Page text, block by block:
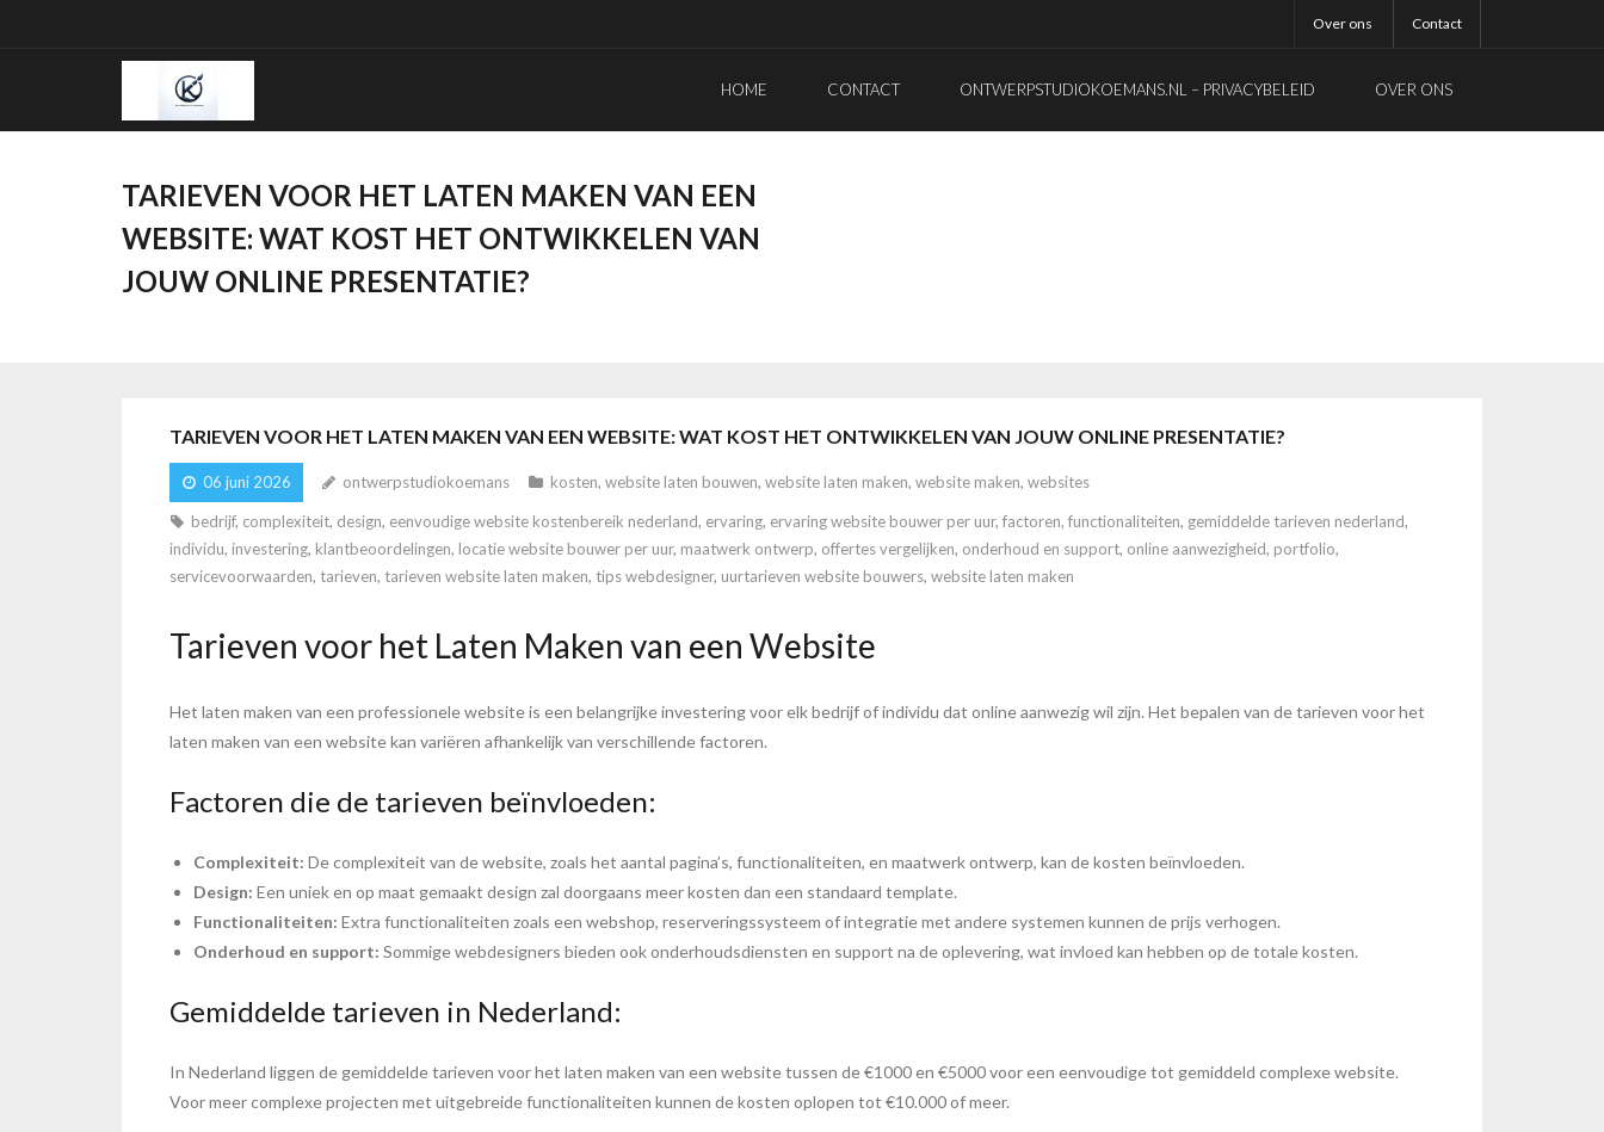
Over ons Contact
HOME CONTACT ONTWERPSTUDIOKOEMANS.NL – PRIVACYBELEID OVER ONS
TARIEVEN VOOR HET LATEN MAKEN VAN EEN
WEBSITE: WAT KOST HET ONTWIKKELEN VAN
JOUW ONLINE PRESENTATIE?
TARIEVEN VOOR HET LATEN MAKEN VAN EEN WEBSITE: WAT KOST HET ONTWIKKELEN VAN JOUW ONLINE PRESENTATIE?
06 juni 2026 ontwerpstudiokoemans kosten, website laten bouwen, website laten maken, website maken, websites
bedrijf, complexiteit, design, eenvoudige website kostenbereik nederland, ervaring, ervaring website bouwer per uur, factoren, functionaliteiten, gemiddelde tarieven nederland,
individu, investering, klantbeoordelingen, locatie website bouwer per uur, maatwerk ontwerp, offertes vergelijken, onderhoud en support, online aanwezigheid, portfolio,
servicevoorwaarden, tarieven, tarieven website laten maken, tips webdesigner, uurtarieven website bouwers, website laten maken
Tarieven voor het Laten Maken van een Website
Het laten maken van een professionele website is een belangrijke investering voor elk bedrijf of individu dat online aanwezig wil zijn. Het bepalen van de tarieven voor het
laten maken van een website kan variëren afhankelijk van verschillende factoren.
Factoren die de tarieven beïnvloeden:
Complexiteit: De complexiteit van de website, zoals het aantal pagina’s, functionaliteiten, en maatwerk ontwerp, kan de kosten beïnvloeden.
Design: Een uniek en op maat gemaakt design zal doorgaans meer kosten dan een standaard template.
Functionaliteiten: Extra functionaliteiten zoals een webshop, reserveringssysteem of integratie met andere systemen kunnen de prijs verhogen.
Onderhoud en support: Sommige webdesigners bieden ook onderhoudsdiensten en support na de oplevering, wat invloed kan hebben op de totale kosten.
Gemiddelde tarieven in Nederland:
In Nederland liggen de gemiddelde tarieven voor het laten maken van een website tussen de €1000 en €5000 voor een eenvoudige tot gemiddeld complexe website.
Voor meer complexe projecten met uitgebreide functionaliteiten kunnen de kosten oplopen tot €10.000 of meer.